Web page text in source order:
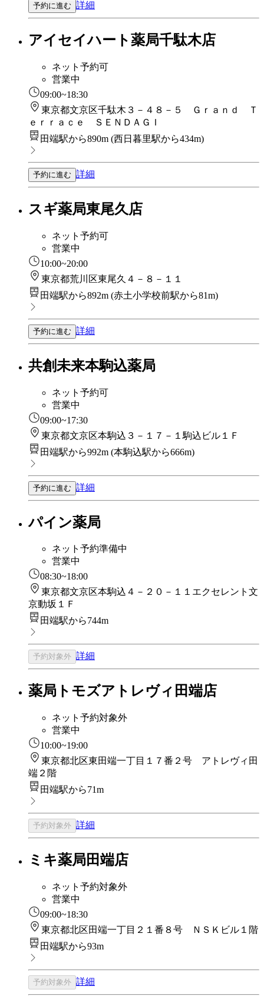
予約に進む 詳細
アイセイハート薬局千駄木店
ネット予約可
営業中
09:00~18:30
東京都文京区千駄木３－４８－５ Ｇｒａｎｄ Ｔ
ｅｒｒａｃｅ ＳＥＮＤＡＧＩ
田端駅から890m (西日暮里駅から434m)
予約に進む 詳細
スギ薬局東尾久店
ネット予約可
営業中
10:00~20:00
東京都荒川区東尾久４－８－１１
田端駅から892m (赤土小学校前駅から81m)
予約に進む 詳細
共創未来本駒込薬局
ネット予約可
営業中
09:00~17:30
東京都文京区本駒込３－１７－１駒込ビル１Ｆ
田端駅から992m (本駒込駅から666m)
予約に進む 詳細
パイン薬局
ネット予約準備中
営業中
08:30~18:00
東京都文京区本駒込４－２０－１１エクセレント文
京動坂１Ｆ
田端駅から744m
予約対象外 詳細
薬局トモズアトレヴィ田端店
ネット予約対象外
営業中
10:00~19:00
東京都北区東田端一丁目１７番２号 アトレヴィ田
端２階
田端駅から71m
予約対象外 詳細
ミキ薬局田端店
ネット予約対象外
営業中
09:00~18:30
東京都北区田端一丁目２１番８号 ＮＳＫビル１階
田端駅から93m
予約対象外 詳細